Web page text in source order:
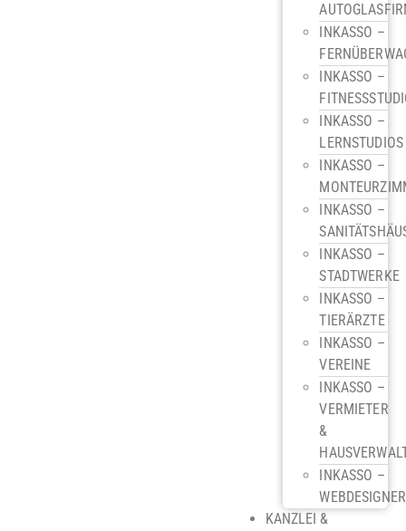
INKASSO –
INKASSO –
INKASSO –
LERNSTUDIOS
INKASSO –
INKASSO –
INKASSO –
STADTWERKE
INKASSO –
TIERÄRZTE
INKASSO –
VEREINE
INKASSO –
VERMIETER
&
INKASSO –
WEBDESIGNER
KANZLEI &